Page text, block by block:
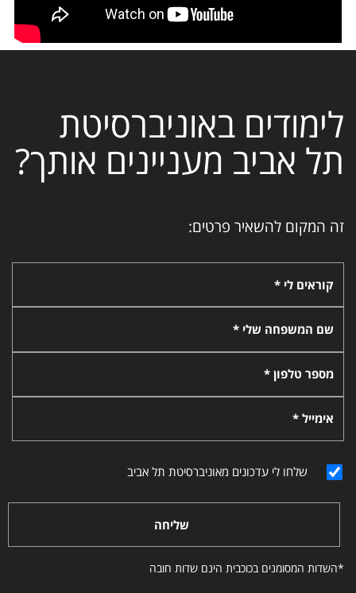
לימודים באוניברסיטת
תל אביב מעניינים אותך?
זה המקום להשאיר פרטים:
קוראים לי *
שם המשפחה שלי *
מספר טלפון *
אימייל *
שלחו לי עדכונים מאוניברסיטת תל אביב
שליחה
*השדות המסומנים בכוכבית הינם שדות חובה